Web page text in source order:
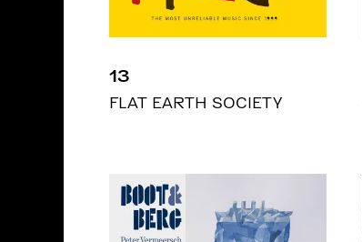
13
FLAT EARTH SOCIETY